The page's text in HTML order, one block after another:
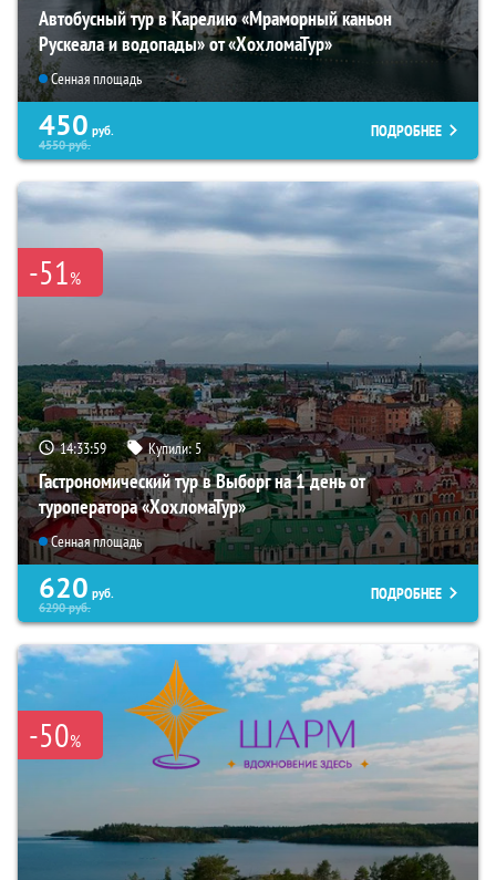
Автобусный тур в Карелию «Мраморный каньон
Рускеала и водопады» от «ХохломаТур»
Сенная площадь
450 руб.
4550руб.
ПОДРОБНЕЕ
-51%
14:33:57 Купили:5
Гастрономический тур в Выборг на 1 день от
туроператора «ХохломаТур»
Сенная площадь
620 руб.
6290руб.
ПОДРОБНЕЕ
-50%